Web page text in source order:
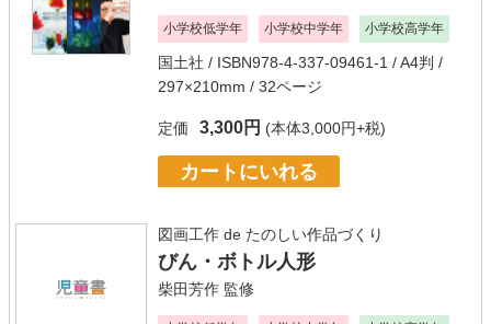
小学校低学年 小学校中学年 小学校高学年
国土社 / ISBN978-4-337-09461-1 / A4判 /
297×210mm / 32ページ
定価 3,300円 (本体3,000円+税)
カートにいれる
図画工作 de たのしい作品づくり
びん・ボトル人形
柴田芳作 監修